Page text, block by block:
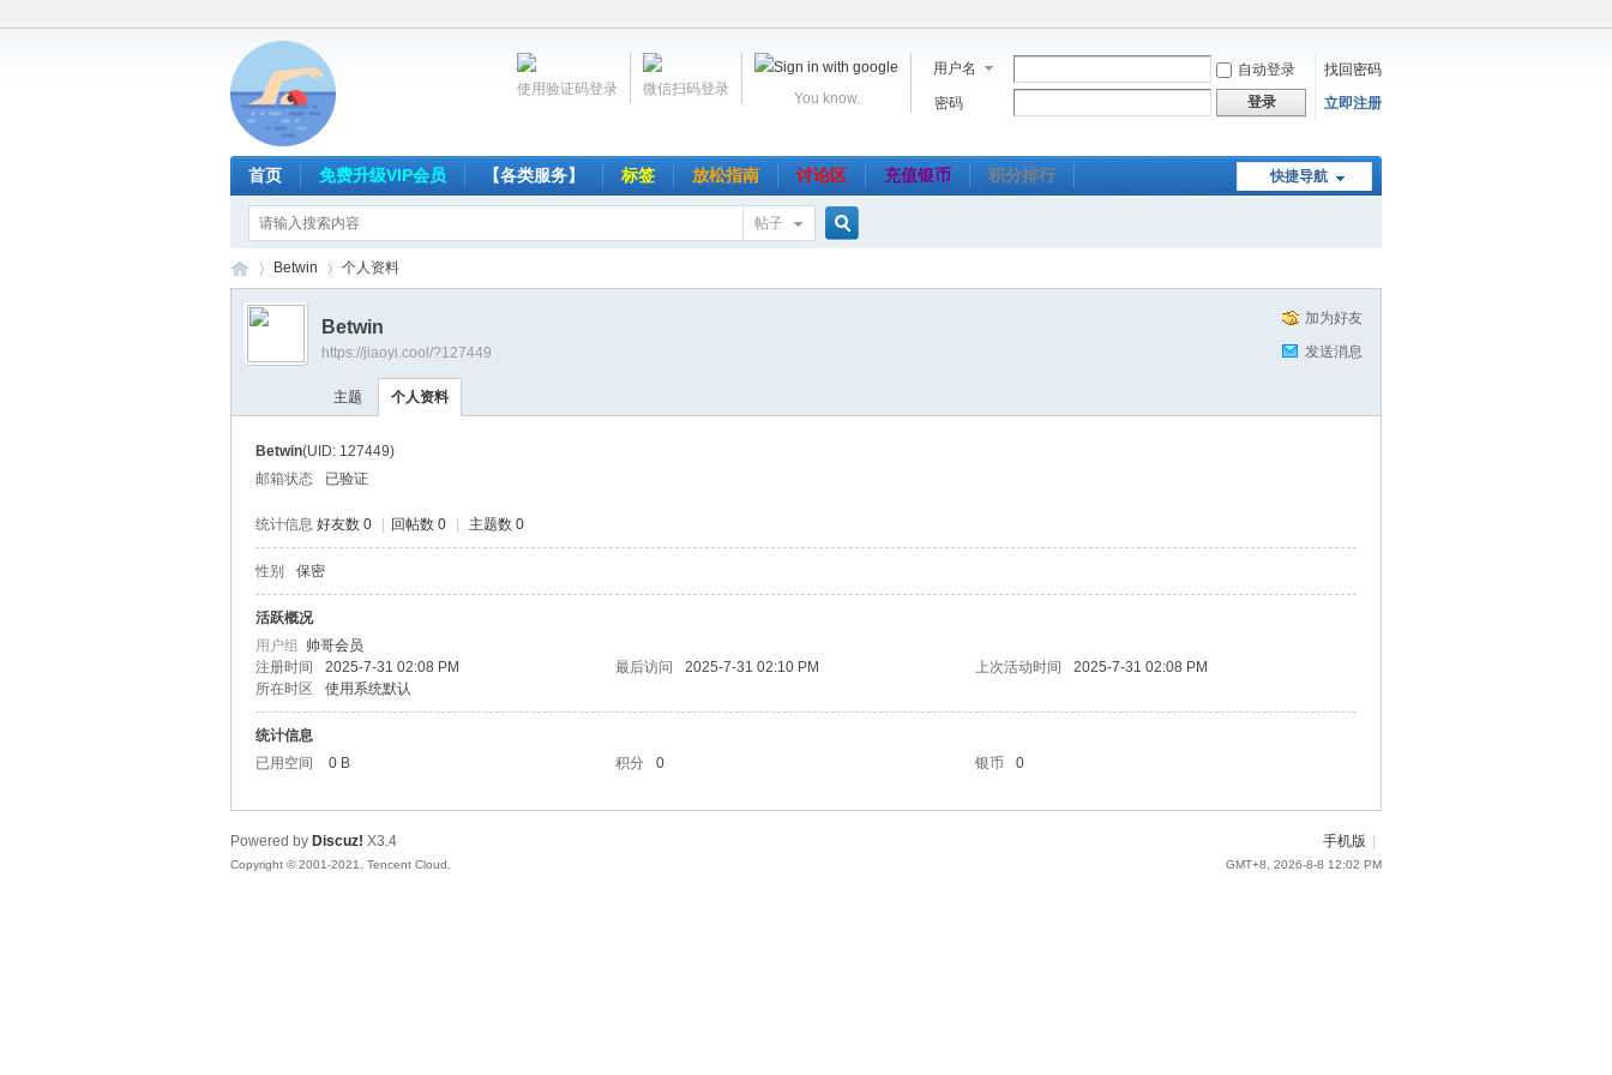
用户名 自动登录
找回密码
密码
登录 立即注册
You know.
微信扫码登录
使用验证码登录
快捷导航
首页 免费升级VIP会员 【各类服务】 标签 放松指南 讨论区 充值银币 积分排行
帖子
网
›
Betwin 个人资料
加为好友
发送消息
Betwin
https://jiaoyi.cool/?127449
主题 个人资料
Betwin(UID: 127449)
邮箱状态
已验证
统计信息 好友数 0 回帖数 0 主题数 0
性别 保密
活跃概况
用户组 帅哥会员
注册时间
2025-7-31 02:08 PM 最后访问 2025-7-31 02:10 PM 上次活动时间
2025-7-31 02:08 PM
所在时区
使用系统默认
统计信息
已用空间
0 B 积分 0 银币 0
手机版
GMT+8, 2026-8-8 12:02 PM
Powered by Discuz! X3.4
Copyright © 2001-2021, Tencent Cloud.